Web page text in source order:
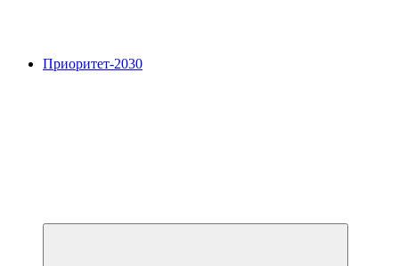
Приоритет-2030